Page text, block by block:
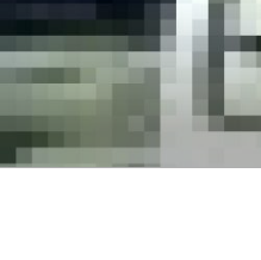
Inhalt
springen